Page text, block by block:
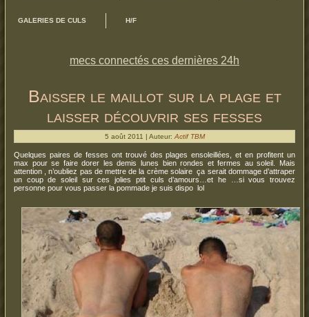
GALERIES DE CULS H/F
mecs connectés ces dernières 24h
Baisser le maillot sur la plage et
laisser découvrir ses fesses
5 août 2011 | Auteur: Actif TBM
Quelques paires de fesses ont trouvé des plages ensoleillées, et en profitent un
max pour se faire dorer les demis lunes bien rondes et fermes au soleil. Mais
attention , n’oubliez pas de mettre de la crème solaire ça serait dommage d’attraper
un coup de soleil sur ces jolies ptit culs d’amours…et he …si vous trouvez
personne pour vous passer la pommade je suis dispo lol